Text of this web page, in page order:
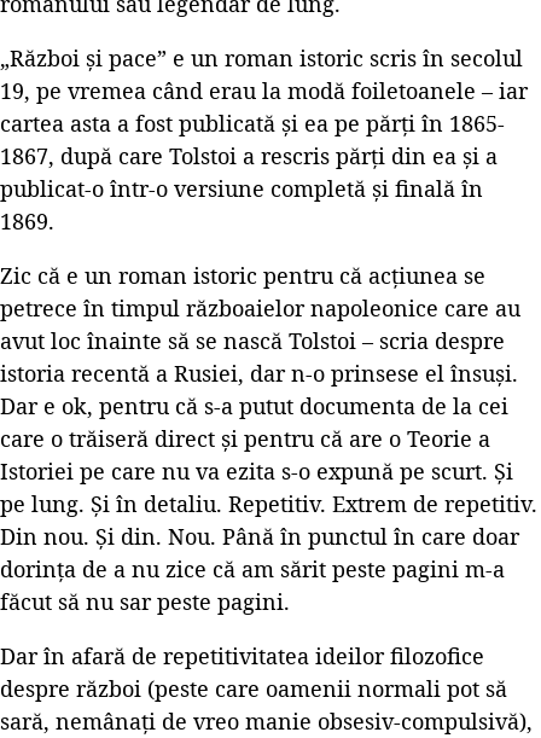
„Război și pace” e un roman istoric scris în secolul
19, pe vremea când erau la modă foiletoanele – iar
cartea asta a fost publicată și ea pe părți în 1865-
1867, după care Tolstoi a rescris părți din ea și a
publicat-o într-o versiune completă și finală în
1869.
Zic că e un roman istoric pentru că acțiunea se
petrece în timpul războaielor napoleonice care au
avut loc înainte să se nască Tolstoi – scria despre
istoria recentă a Rusiei, dar n-o prinsese el însuși.
Dar e ok, pentru că s-a putut documenta de la cei
care o trăiseră direct și pentru că are o Teorie a
Istoriei pe care nu va ezita s-o expună pe scurt. Și
pe lung. Și în detaliu. Repetitiv. Extrem de repetitiv.
Din nou. Și din. Nou. Până în punctul în care doar
dorința de a nu zice că am sărit peste pagini m-a
făcut să nu sar peste pagini.
Dar în afară de repetitivitatea ideilor filozofice
despre război (peste care oamenii normali pot să
sară, nemânați de vreo manie obsesiv-compulsivă),